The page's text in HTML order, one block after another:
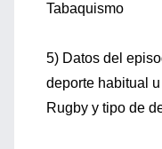
Tabaquismo
5) Datos del
deporte habitual
Rugby y tipo de